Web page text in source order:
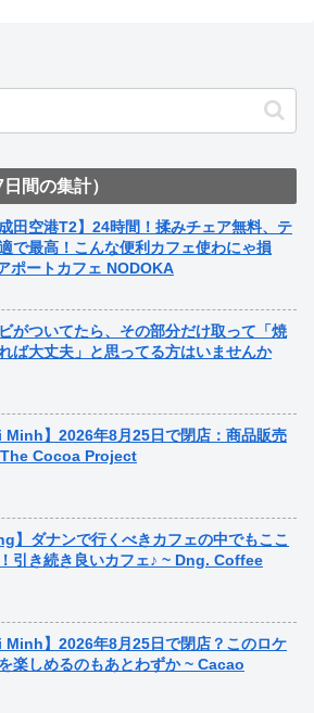
間の集計）
成田空港T2】24時間！揉みチェア無料、テ
で最高！こんな便利カフェ使わにゃ損
ポートカフェ NODOKA
がついてたら、その部分だけ取って「焼
ば大丈夫」と思ってる方はいませんか
Minh】2026年8月25日で閉店：商品販売
The Cocoa Project
】ダナンで行くべきカフェの中でもここ
引き続き良いカフェ♪ ~ Dng. Coffee
Minh】2026年8月25日で閉店？このロケ
楽しめるのもあとわずか ~ Cacao